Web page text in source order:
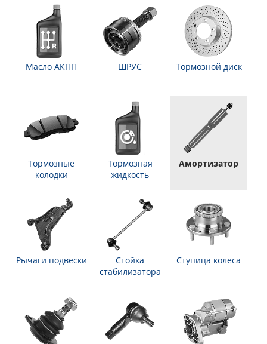
Масло АКПП ШРУС Тормозной диск
Тормозные
колодки
Тормозная
жидкость
Амортизатор
Рычаги подвески
Стойка
стабилизатора
Ступица колеса